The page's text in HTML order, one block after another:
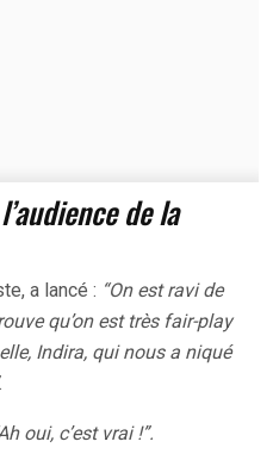
de la
a lancé : “On est ravi de
qu’on est très fair-play
Indira, qui nous a niqué
.
oui, c’est vrai !”.